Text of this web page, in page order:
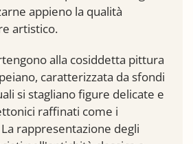
appieno la qualità
artistico.
alla cosiddetta pittura
caratterizzata da sfondi
si stagliano figure delicate e
raffinati come i
rappresentazione degli